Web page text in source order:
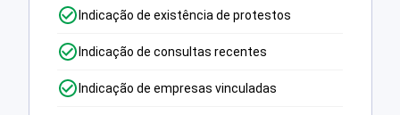
Indicação de existência de protestos
Indicação de consultas recentes
Indicação de empresas vinculadas